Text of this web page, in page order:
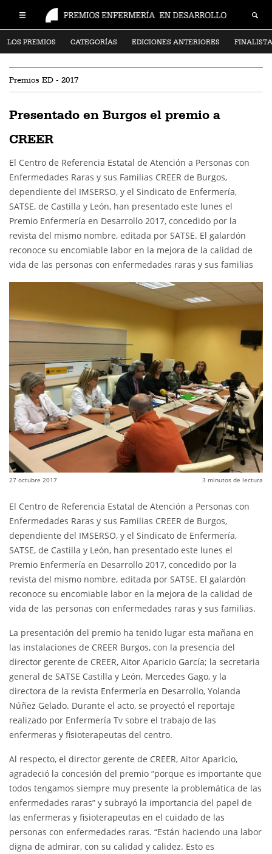
LOS PREMIOS CATEGORÍAS EDICIONES ANTERIORES
Premios ED - 2017
Presentado en Burgos el premio a
CREER
El Centro de Referencia Estatal de Atención a Personas con
Enfermedades Raras y sus Familias CREER de Burgos,
dependiente del IMSERSO, y el Sindicato de Enfermería,
SATSE, de Castilla y León, han presentado este lunes el
Premio Enfermería en Desarrollo 2017, concedido por la
revista del mismo nombre, editada por SATSE. El galardón
reconoce su encomiable labor en la mejora de la calidad de
vida de las personas con enfermedades raras y sus familias
27 octubre 2017 3 minutos de lectura
El Centro de Referencia Estatal de Atención a Personas con
Enfermedades Raras y sus Familias CREER de Burgos,
dependiente del IMSERSO, y el Sindicato de Enfermería,
SATSE, de Castilla y León, han presentado este lunes el
Premio Enfermería en Desarrollo 2017, concedido por la
revista del mismo nombre, editada por SATSE. El galardón
reconoce su encomiable labor en la mejora de la calidad de
vida de las personas con enfermedades raras y sus familias.
La presentación del premio ha tenido lugar esta mañana en
las instalaciones de CREER Burgos, con la presencia del
director gerente de CREER, Aitor Aparicio García; la secretaria
general de SATSE Castilla y León, Mercedes Gago, y la
directora de la revista Enfermería en Desarrollo, Yolanda
Núñez Gelado. Durante el acto, se proyectó el reportaje
realizado por Enfermería Tv sobre el trabajo de las
enfermeras y fisioterapeutas del centro.
Al respecto, el director gerente de CREER, Aitor Aparicio,
agradeció la concesión del premio “porque es importante que
todos tengamos siempre muy presente la problemática de las
enfermedades raras” y subrayó la importancia del papel de
las enfermeras y fisioterapeutas en el cuidado de las
personas con enfermedades raras. “Están haciendo una labor
digna de admirar, con su calidad y calidez. Esto es